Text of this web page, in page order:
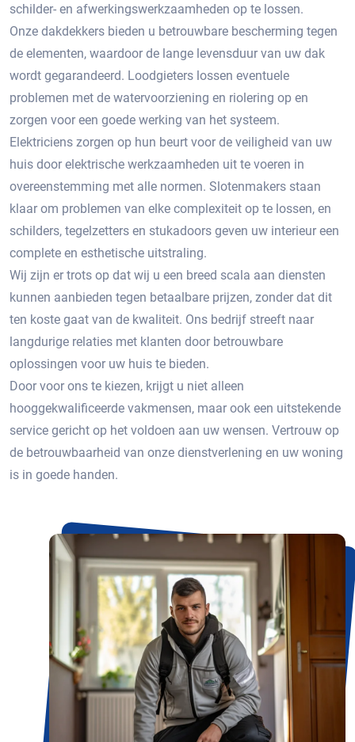
schilder- en afwerkingswerkzaamheden op te lossen.
Onze dakdekkers bieden u betrouwbare bescherming tegen
de elementen, waardoor de lange levensduur van uw dak
wordt gegarandeerd. Loodgieters lossen eventuele
problemen met de watervoorziening en riolering op en
zorgen voor een goede werking van het systeem.
Elektriciens zorgen op hun beurt voor de veiligheid van uw
huis door elektrische werkzaamheden uit te voeren in
overeenstemming met alle normen. Slotenmakers staan ​​
klaar om problemen van elke complexiteit op te lossen, en
schilders, tegelzetters en stukadoors geven uw interieur een
complete en esthetische uitstraling.
Wij zijn er trots op dat wij u een breed scala aan diensten
kunnen aanbieden tegen betaalbare prijzen, zonder dat dit
ten koste gaat van de kwaliteit. Ons bedrijf streeft naar
langdurige relaties met klanten door betrouwbare
oplossingen voor uw huis te bieden.
Door voor ons te kiezen, krijgt u niet alleen
hooggekwalificeerde vakmensen, maar ook een uitstekende
service gericht op het voldoen aan uw wensen. Vertrouw op
de betrouwbaarheid van onze dienstverlening en uw woning
is in goede handen.